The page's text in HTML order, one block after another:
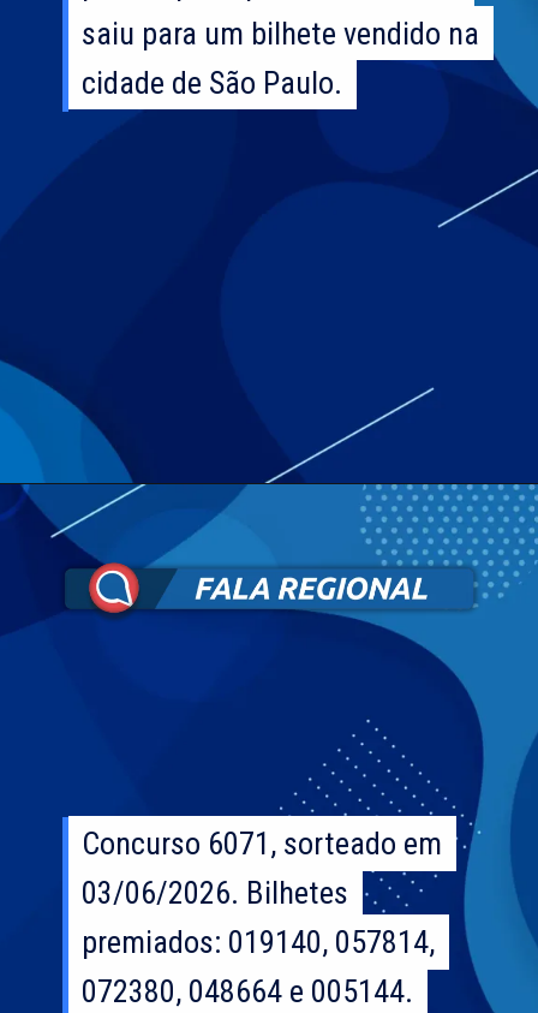
saiu para um bilhete vendido na
cidade de São Paulo.
saiu para um bilhete vendido na
cidade de São Paulo.
Concurso 6071, sorteado em
03/06/2026. Bilhetes
premiados: 019140, 057814,
072380, 048664 e 005144.
Concurso 6071, sorteado em
03/06/2026. Bilhetes
premiados: 019140, 057814,
072380, 048664 e 005144.